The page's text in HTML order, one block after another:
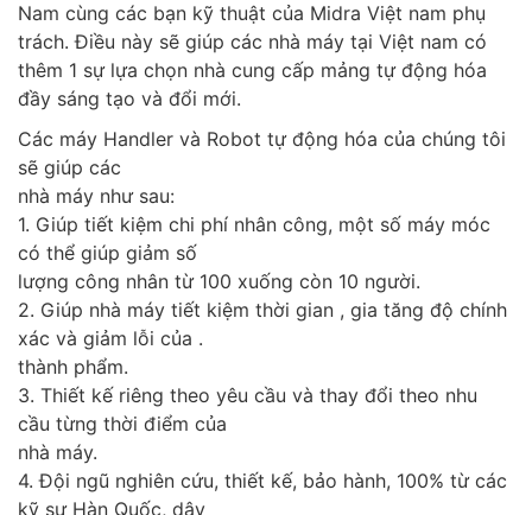
Nam cùng các bạn kỹ thuật của Midra Việt nam phụ
trách. Điều này sẽ giúp các nhà máy tại Việt nam có
thêm 1 sự lựa chọn nhà cung cấp mảng tự động hóa
đầy sáng tạo và đổi mới.
Các máy Handler và Robot tự động hóa của chúng tôi
sẽ giúp các
nhà máy như sau:
1. Giúp tiết kiệm chi phí nhân công, một số máy móc
có thể giúp giảm số
lượng công nhân từ 100 xuống còn 10 người.
2. Giúp nhà máy tiết kiệm thời gian , gia tăng độ chính
xác và giảm lỗi của .
thành phẩm.
3. Thiết kế riêng theo yêu cầu và thay đổi theo nhu
cầu từng thời điểm của
nhà máy.
4. Đội ngũ nghiên cứu, thiết kế, bảo hành, 100% từ các
kỹ sư Hàn Quốc, dây